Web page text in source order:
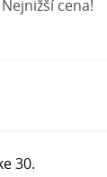
Nejnižší cena!